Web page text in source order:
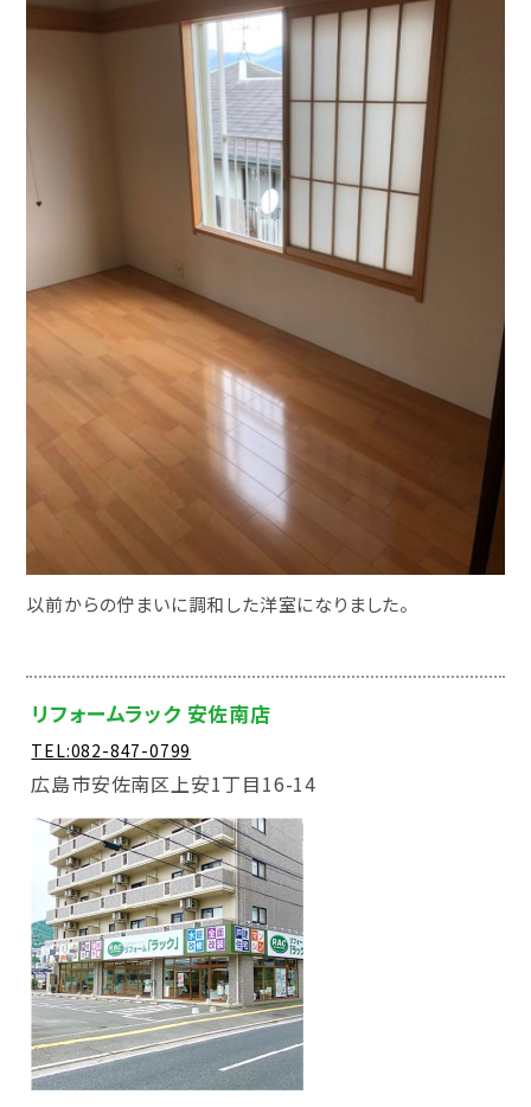
以前からの佇まいに調和した洋室になりました。
リフォームラック 安佐南店
TEL:082-847-0799
広島市安佐南区上安1丁目16-14